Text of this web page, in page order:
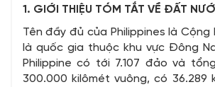
1. GIỚI THIỆU TÓM TẮT VỀ ĐẤT
Tên đầy đủ của Philippines là Cộng
là quốc gia thuộc khu vực Đông
Philippine có tới 7.107 đảo và
300.000 kilômét vuông, có 36.289